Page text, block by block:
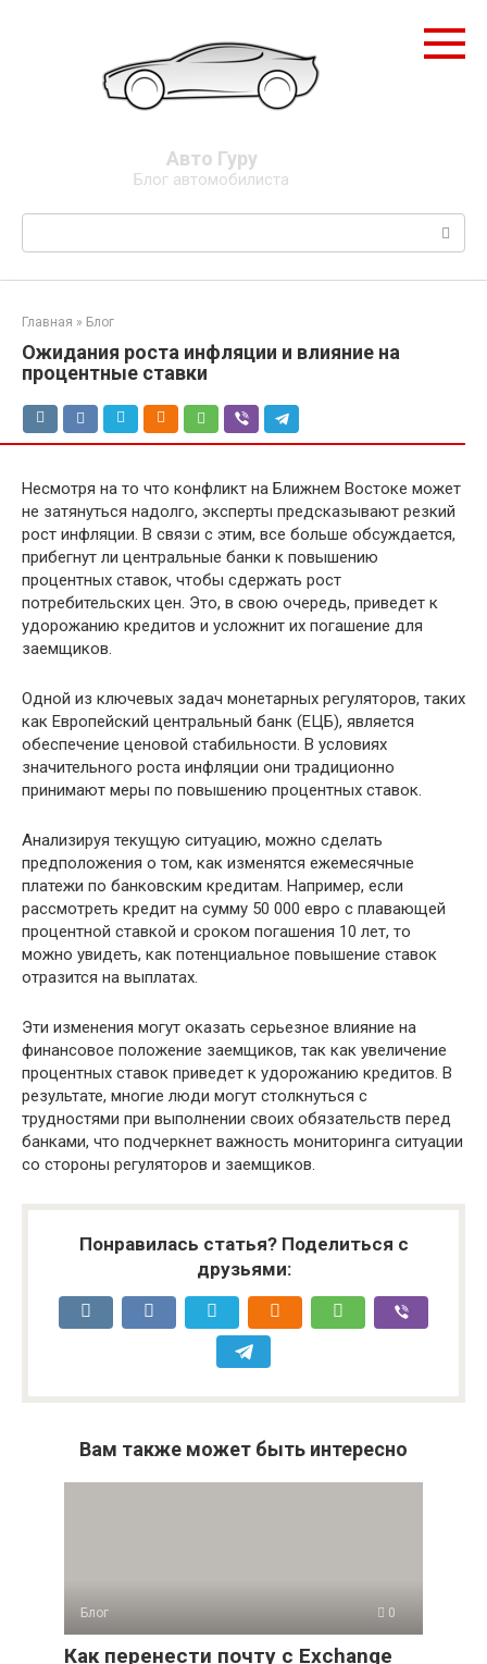
Авто Гуру
Блог автомобилиста
Поиск:
Главная » Блог
Ожидания роста инфляции и влияние на
процентные ставки
Несмотря на то что конфликт на Ближнем Востоке может
не затянуться надолго, эксперты предсказывают резкий
рост инфляции. В связи с этим, все больше обсуждается,
прибегнут ли центральные банки к повышению
процентных ставок, чтобы сдержать рост
потребительских цен. Это, в свою очередь, приведет к
удорожанию кредитов и усложнит их погашение для
заемщиков.
Одной из ключевых задач монетарных регуляторов, таких
как Европейский центральный банк (ЕЦБ), является
обеспечение ценовой стабильности. В условиях
значительного роста инфляции они традиционно
принимают меры по повышению процентных ставок.
Анализируя текущую ситуацию, можно сделать
предположения о том, как изменятся ежемесячные
платежи по банковским кредитам. Например, если
рассмотреть кредит на сумму 50 000 евро с плавающей
процентной ставкой и сроком погашения 10 лет, то
можно увидеть, как потенциальное повышение ставок
отразится на выплатах.
Эти изменения могут оказать серьезное влияние на
финансовое положение заемщиков, так как увеличение
процентных ставок приведет к удорожанию кредитов. В
результате, многие люди могут столкнуться с
трудностями при выполнении своих обязательств перед
банками, что подчеркнет важность мониторинга ситуации
со стороны регуляторов и заемщиков.
Понравилась статья? Поделиться с
друзьями:
Вам также может быть интересно
Блог 0
Как перенести почту с Exchange